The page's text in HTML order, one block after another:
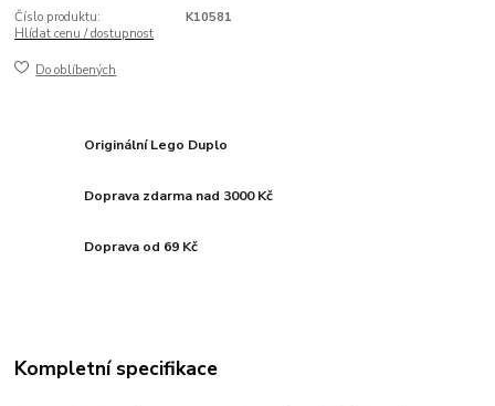
Číslo produktu:
K10581
Hlídat cenu / dostupnost
Do oblíbených
Originální Lego Duplo
Doprava zdarma nad 3000 Kč
Doprava od 69 Kč
Kompletní specifikace